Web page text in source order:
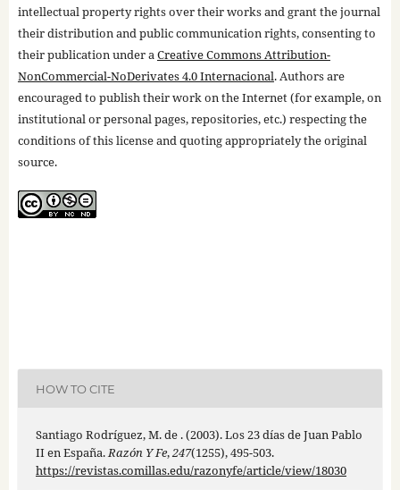
intellectual property rights over their works and grant the journal
their distribution and public communication rights, consenting to
their publication under aCreative Commons Attribution-
NonCommercial-NoDerivates 4.0 Internacional. Authors are
encouraged to publish their work on the Internet (for example, on
institutional or personal pages, repositories, etc.) respecting the
conditions of this license and quoting appropriately the original
source.
HOW TO CITE
Santiago Rodríguez, M. de . (2003). Los 23 días de Juan Pablo
II en España.Razón Y Fe,247(1255), 495-503.
https://revistas.comillas.edu/razonyfe/article/view/18030